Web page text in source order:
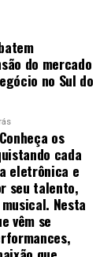
podem ser
agulha para
ou “sedar”
de
de energia.
chinesa,
podem
tratamento.
do mercado
no Sul do
os
cada
eletrônica e
seu talento,
Nesta
vêm se